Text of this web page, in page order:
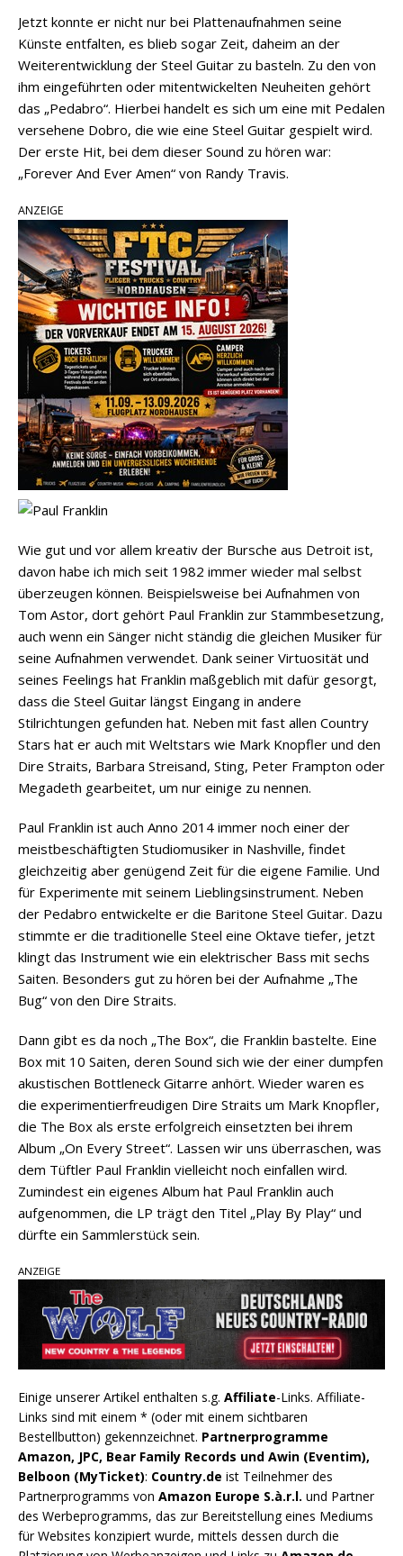
Jetzt konnte er nicht nur bei Plattenaufnahmen seine
Künste entfalten, es blieb sogar Zeit, daheim an der
Weiterentwicklung der Steel Guitar zu basteln. Zu den von
ihm eingeführten oder mitentwickelten Neuheiten gehört
das „Pedabro“. Hierbei handelt es sich um eine mit Pedalen
versehene Dobro, die wie eine Steel Guitar gespielt wird.
Der erste Hit, bei dem dieser Sound zu hören war:
„Forever And Ever Amen“ von Randy Travis.
ANZEIGE
Wie gut und vor allem kreativ der Bursche aus Detroit ist,
davon habe ich mich seit 1982 immer wieder mal selbst
überzeugen können. Beispielsweise bei Aufnahmen von
Tom Astor, dort gehört Paul Franklin zur Stammbesetzung,
auch wenn ein Sänger nicht ständig die gleichen Musiker für
seine Aufnahmen verwendet. Dank seiner Virtuosität und
seines Feelings hat Franklin maßgeblich mit dafür gesorgt,
dass die Steel Guitar längst Eingang in andere
Stilrichtungen gefunden hat. Neben mit fast allen Country
Stars hat er auch mit Weltstars wie Mark Knopfler und den
Dire Straits, Barbara Streisand, Sting, Peter Frampton oder
Megadeth gearbeitet, um nur einige zu nennen.
Paul Franklin ist auch Anno 2014 immer noch einer der
meistbeschäftigten Studiomusiker in Nashville, findet
gleichzeitig aber genügend Zeit für die eigene Familie. Und
für Experimente mit seinem Lieblingsinstrument. Neben
der Pedabro entwickelte er die Baritone Steel Guitar. Dazu
stimmte er die traditionelle Steel eine Oktave tiefer, jetzt
klingt das Instrument wie ein elektrischer Bass mit sechs
Saiten. Besonders gut zu hören bei der Aufnahme „The
Bug“ von den Dire Straits.
Dann gibt es da noch „The Box“, die Franklin bastelte. Eine
Box mit 10 Saiten, deren Sound sich wie der einer dumpfen
akustischen Bottleneck Gitarre anhört. Wieder waren es
die experimentierfreudigen Dire Straits um Mark Knopfler,
die The Box als erste erfolgreich einsetzten bei ihrem
Album „On Every Street“. Lassen wir uns überraschen, was
dem Tüftler Paul Franklin vielleicht noch einfallen wird.
Zumindest ein eigenes Album hat Paul Franklin auch
aufgenommen, die LP trägt den Titel „Play By Play“ und
dürfte ein Sammlerstück sein.
ANZEIGE
Einige unserer Artikel enthalten s.g. Affiliate-Links. Affiliate-
Links sind mit einem * (oder mit einem sichtbaren
Bestellbutton) gekennzeichnet. Partnerprogramme
Amazon, JPC, Bear Family Records und Awin (Eventim),
Belboon (MyTicket): Country.de ist Teilnehmer des
Partnerprogramms von Amazon Europe S.à.r.l. und Partner
des Werbeprogramms, das zur Bereitstellung eines Mediums
für Websites konzipiert wurde, mittels dessen durch die